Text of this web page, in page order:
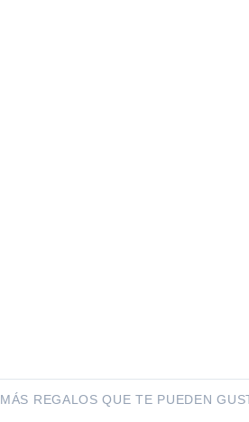
MÁS REGALOS QUE TE PUEDEN